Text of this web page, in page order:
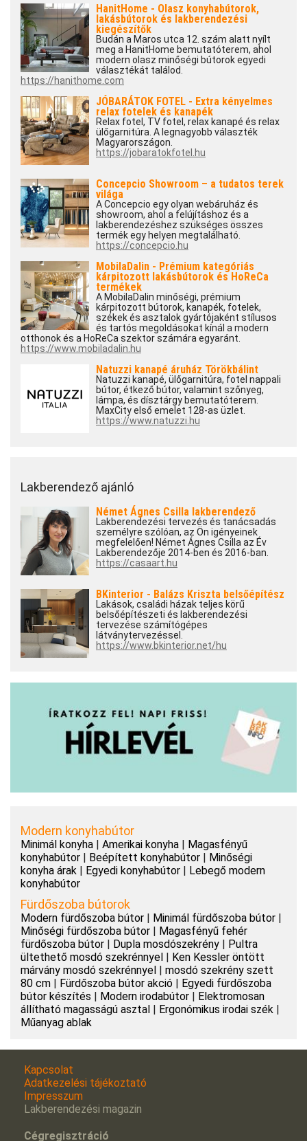
HanitHome - Olasz konyhabútorok,
lakásbútorok és lakberendezési
kiegészítők
Budán a Maros utca 12. szám alatt nyílt
meg a HanitHome bemutatóterem, ahol
modern olasz minőségi bútorok egyedi
választékát találod.
https://hanithome.com
JÓBARÁTOK FOTEL - Extra kényelmes
relax fotelek és kanapék
Relax fotel, TV fotel, relax kanapé és relax
ülőgarnitúra. A legnagyobb választék
Magyarországon.
https://jobaratokfotel.hu
Concepcio Showroom – a tudatos terek
világa
A Concepcio egy olyan webáruház és
showroom, ahol a felújításhoz és a
lakberendezéshez szükséges összes
termék egy helyen megtalálható.
https://concepcio.hu
MobilaDalin - Prémium kategóriás
kárpitozott lakásbútorok és HoReCa
termékek
A MobilaDalin minőségi, prémium
kárpitozott bútorok, kanapék, fotelek,
székek és asztalok gyártójaként stílusos
és tartós megoldásokat kínál a modern
otthonok és a HoReCa szektor számára egyaránt.
https://www.mobiladalin.hu
Natuzzi kanapé áruház Törökbálint
Natuzzi kanapé, ülőgarnitúra, fotel nappali
bútor, étkező bútor, valamint szőnyeg,
lámpa, és dísztárgy bemutatóterem.
MaxCity első emelet 128-as üzlet.
https://www.natuzzi.hu
Lakberendező ajánló
Német Ágnes Csilla lakberendező
Lakberendezési tervezés és tanácsadás
személyre szólóan, az Ön igényeinek
megfelelően! Német Ágnes Csilla az Év
Lakberendezője 2014-ben és 2016-ban.
https://casaart.hu
BKinterior - Balázs Kriszta belsőépítész
Lakások, családi házak teljes körű
belsőépítészeti és lakberendezési
tervezése számítógépes
látványtervezéssel.
https://www.bkinterior.net/hu
Modern konyhabútor
Minimál konyha | Amerikai konyha | Magasfényű
konyhabútor | Beépített konyhabútor | Minőségi
konyha árak | Egyedi konyhabútor | Lebegő modern
konyhabútor
Fürdőszoba bútorok
Modern fürdőszoba bútor | Minimál fürdőszoba bútor |
Minőségi fürdőszoba bútor | Magasfényű fehér
fürdőszoba bútor | Dupla mosdószekrény | Pultra
ültethető mosdó szekrénnyel | Ken Kessler öntött
márvány mosdó szekrénnyel | mosdó szekrény szett
80 cm | Fürdőszoba bútor akció | Egyedi fürdőszoba
bútor készítés | Modern irodabútor | Elektromosan
állítható magasságú asztal | Ergonómikus irodai szék |
Műanyag ablak
Kapcsolat
Adatkezelési tájékoztató
Impresszum
Lakberendezési magazin
Cégregisztráció